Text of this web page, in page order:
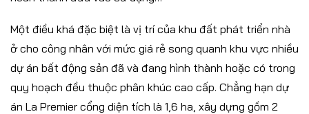
Một điều khá đặc biệt là vị trí của khu đất phát triển nhà
ở cho công nhân với mức giá rẻ song quanh khu vực nhiều
dự án bất động sản đã và đang hình thành hoặc có trong
quy hoạch đều thuộc phân khúc cao cấp. Chẳng hạn dự
án La Premier cổng diện tích là 1,6 ha, xây dựng gồm 2